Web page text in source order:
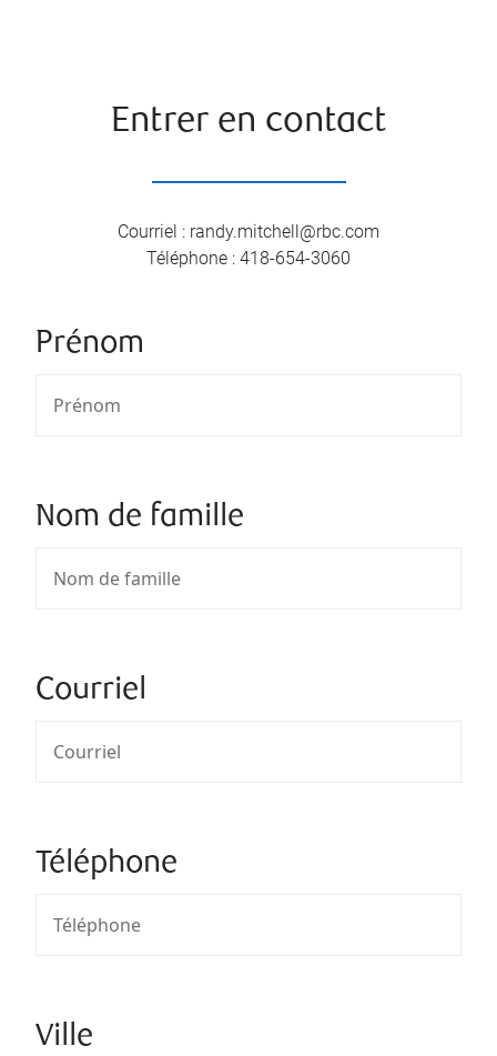
Entrer en contact
Courriel : randy.mitchell@rbc.com
Téléphone : 418-654-3060
Prénom
Nom de famille
Courriel
Téléphone
Ville